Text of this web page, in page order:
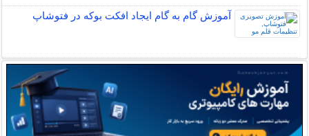
آموزش گام به گام ایجاد افکت بوکه در فتوشاپ